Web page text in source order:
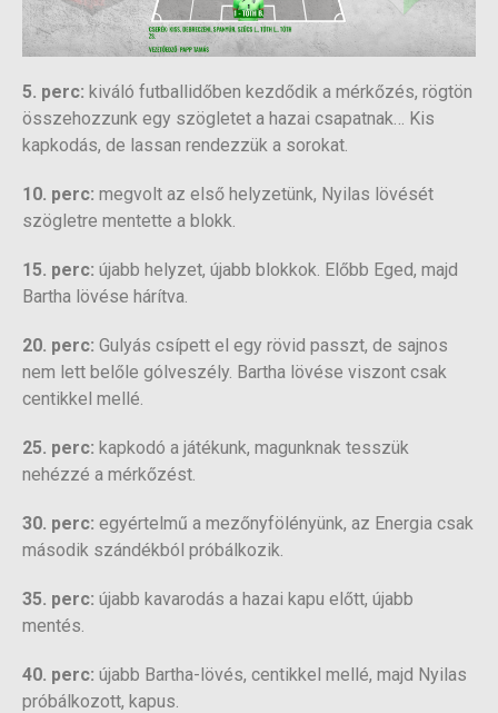
5. perc: kiváló futballidőben kezdődik a mérkőzés, rögtön
összehozzunk egy szögletet a hazai csapatnak… Kis
kapkodás, de lassan rendezzük a sorokat.
10. perc: megvolt az első helyzetünk, Nyilas lövését
szögletre mentette a blokk.
15. perc: újabb helyzet, újabb blokkok. Előbb Eged, majd
Bartha lövése hárítva.
20. perc: Gulyás csípett el egy rövid passzt, de sajnos
nem lett belőle gólveszély. Bartha lövése viszont csak
centikkel mellé.
25. perc: kapkodó a játékunk, magunknak tesszük
nehézzé a mérkőzést.
30. perc: egyértelmű a mezőnyfölényünk, az Energia csak
második szándékból próbálkozik.
35. perc: újabb kavarodás a hazai kapu előtt, újabb
mentés.
40. perc: újabb Bartha-lövés, centikkel mellé, majd Nyilas
próbálkozott, kapus.